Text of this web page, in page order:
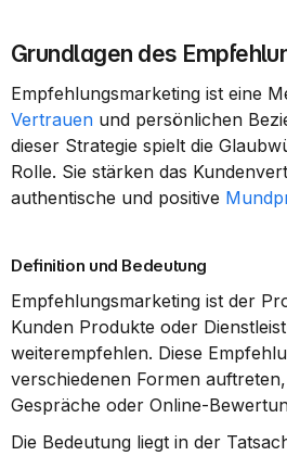
Grundlagen des
Vertrauen und persönlichen
dieser Strategie spielt die
Rolle. Sie stärken das
authentische und positive
Definition und Bedeutung
Empfehlungsmarketing ist der
Kunden Produkte oder
weiterempfehlen. Diese
verschiedenen Formen
Gespräche oder Online-
Die Bedeutung liegt in der